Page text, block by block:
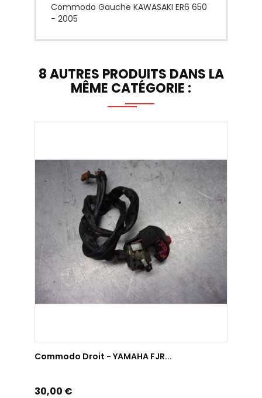
Commodo Gauche KAWASAKI ER6 650
- 2005
8 AUTRES PRODUITS DANS LA
MÊME CATÉGORIE :
Commodo Droit - YAMAHA FJR...
Prix
30,00 €